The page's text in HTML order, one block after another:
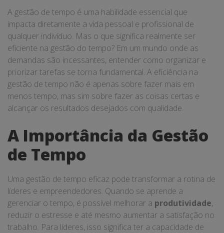
A gestão de tempo é uma habilidade essencial que
impacta diretamente a vida pessoal e profissional de
qualquer indivíduo. Mas o que significa realmente ser
eficiente na gestão do tempo? Em um mundo onde as
demandas são incessantes, entender como organizar e
priorizar tarefas se torna fundamental. A eficiência na
gestão de tempo não é apenas sobre fazer mais em
menos tempo, mas sim sobre fazer as coisas certas e
alcançar os resultados desejados com qualidade.
A Importância da Gestão
de Tempo
Uma gestão de tempo eficaz pode transformar a rotina de
líderes e empreendedores. Quando se aprende a
gerenciar o tempo, é possível melhorar a produtividade,
reduzir o estresse e até mesmo aumentar a satisfação no
trabalho. Para líderes, isso significa ter a capacidade de